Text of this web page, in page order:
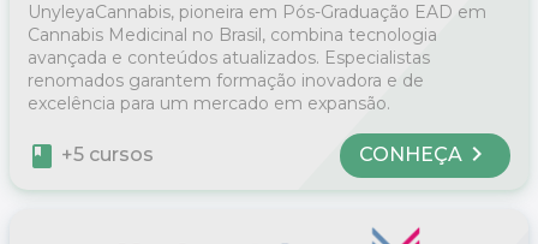
UnyleyaCannabis, pioneira em Pós-Graduação EAD em
Cannabis Medicinal no Brasil, combina tecnologia
avançada e conteúdos atualizados. Especialistas
renomados garantem formação inovadora e de
excelência para um mercado em expansão.
book +5 cursos CONHEÇA chevron_right